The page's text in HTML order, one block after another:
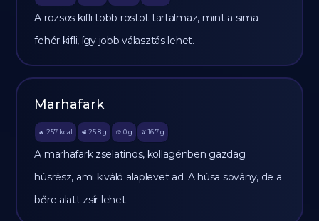
A rozsos kifli több rostot tartalmaz, mint a sima
fehér kifli, így jobb választás lehet.
Marhafark
🔥 257 kcal 🥩 25.8 g 🥔 0g 🫒 16.7 g
A marhafark zselatinos, kollagénben gazdag
húsrész, ami kiváló alaplevet ad. A húsa sovány, de a
bőre alatt zsír lehet.